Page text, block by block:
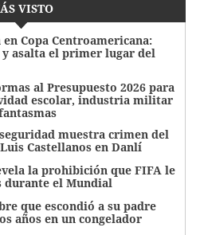
VISTO
Copa Centroamericana:
y asalta el primer lugar del
al Presupuesto 2026 para
escolar, industria militar
muestra crimen del
Castellanos en Danlí
la prohibición que FIFA le
el Mundial
que escondió a su padre
años en un congelador